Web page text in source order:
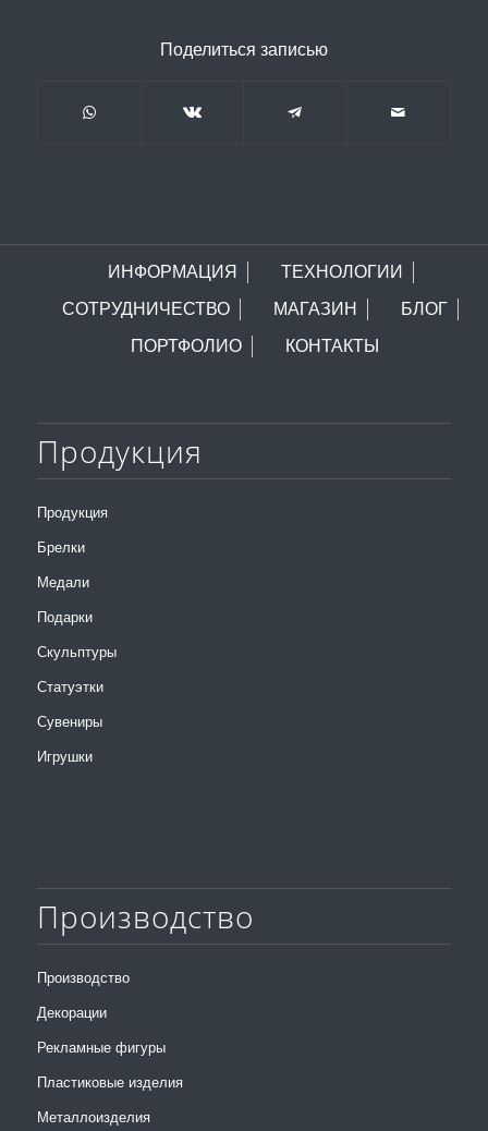
Поделиться записью
ИНФОРМАЦИЯ
ТЕХНОЛОГИИ
СОТРУДНИЧЕСТВО
МАГАЗИН
БЛОГ
ПОРТФОЛИО
КОНТАКТЫ
Продукция
Продукция
Брелки
Медали
Подарки
Скульптуры
Статуэтки
Сувениры
Игрушки
Производство
Производство
Декорации
Рекламные фигуры
Пластиковые изделия
Металлоизделия